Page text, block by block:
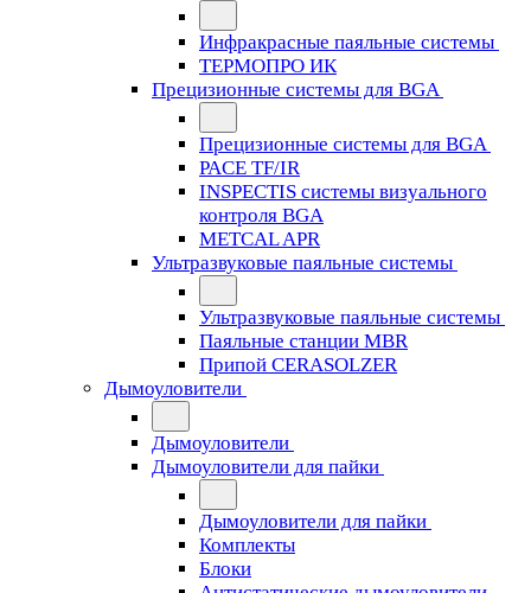
Инфракрасные паяльные системы
ТЕРМОПРО ИК
Прецизионные системы для BGA
Прецизионные системы для BGA
PACE TF/IR
INSPECTIS системы визуального
контроля BGA
METCAL APR
Ультразвуковые паяльные системы
Ультразвуковые паяльные системы
Паяльные станции MBR
Припой CERASOLZER
Дымоуловители
Дымоуловители
Дымоуловители для пайки
Дымоуловители для пайки
Комплекты
Блоки